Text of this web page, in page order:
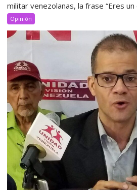
militar venezolanas, la frase “Eres un
Opinión